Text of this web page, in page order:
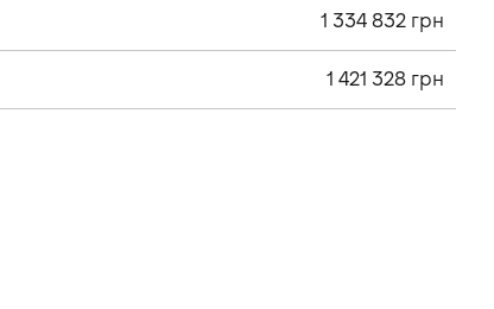
1 334 832 грн
1 421 328 грн